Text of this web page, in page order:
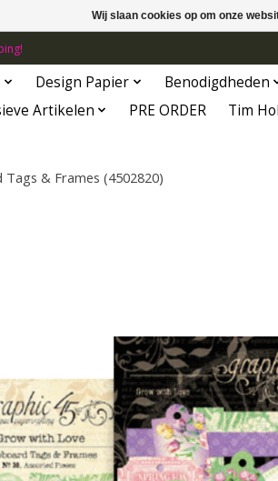
Design Papier Benodigdheden
Artikelen
PRE ORDER Tim
& Frames (4502820)
Wij slaan cookies op om onze